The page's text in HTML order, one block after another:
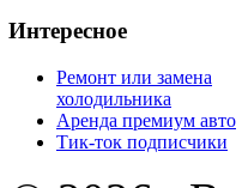
Интересное
Ремонт или замена
холодильника
Аренда премиум авто
Тик-ток подписчики